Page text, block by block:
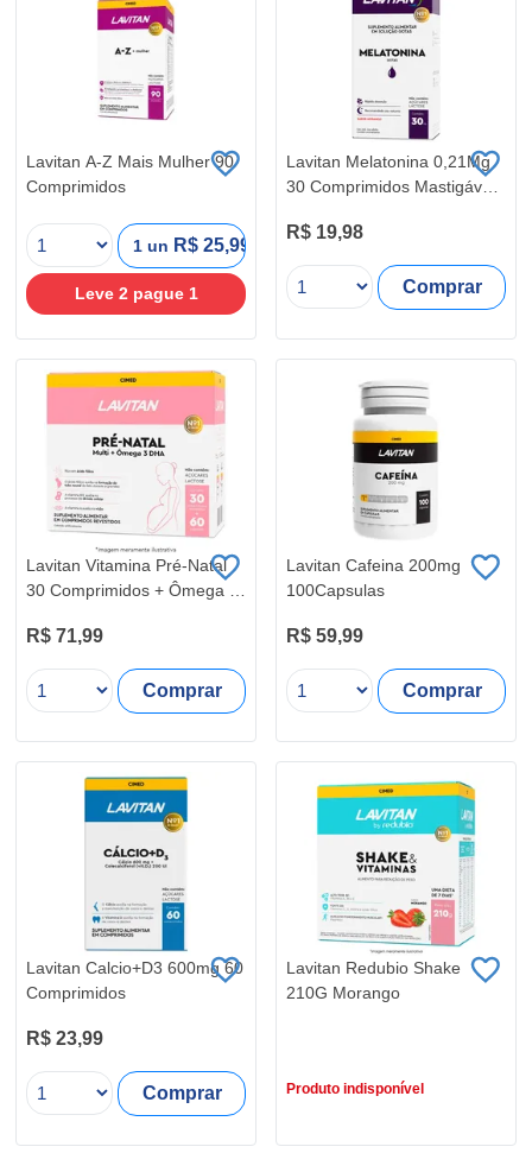
Lavitan A-Z Mais Mulher 90
Comprimidos
1 un R$ 25,99
Leve 2pague 1
Lavitan Melatonina 0,21Mg
30 Comprimidos Mastigáveis
R$ 19,98
Comprar
Lavitan Vitamina Pré-Natal
30 Comprimidos + Ômega 3
R$ 71,99
Comprar
Lavitan Cafeina 200mg
100Capsulas
R$ 59,99
Comprar
Lavitan Calcio+D3 600mg 60
Comprimidos
R$ 23,99
Comprar
Lavitan Redubio Shake
210G Morango
Produto indisponível